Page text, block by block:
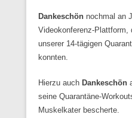
Dankeschön nochmal an
Videokonferenz-Plattform,
unserer 14-tägigen
konnten.
Hierzu auch Dankeschön
seine Quarantäne-
Muskelkater bescherte.